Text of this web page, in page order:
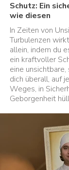
Schutz: Ein
wie diesen
In Zeiten von
Turbulenzen
allein, indem du
ein kraftvoller
eine
dich überall, auf
Weges, in
Geborgenheit